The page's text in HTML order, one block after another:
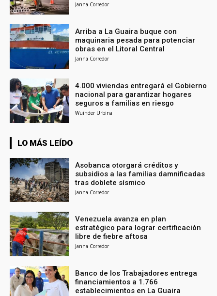
Janna Corredor
Arriba a La Guaira buque con
maquinaria pesada para potenciar
obras en el Litoral Central
Janna Corredor
4.000 viviendas entregará el Gobierno
nacional para garantizar hogares
seguros a familias en riesgo
Wuinder Urbina
LO MÁS LEÍDO
Asobanca otorgará créditos y
subsidios a las familias damnificadas
tras doblete sísmico
Janna Corredor
Venezuela avanza en plan
estratégico para lograr certificación
libre de fiebre aftosa
Janna Corredor
Banco de los Trabajadores entrega
financiamientos a 1.766
establecimientos en La Guaira